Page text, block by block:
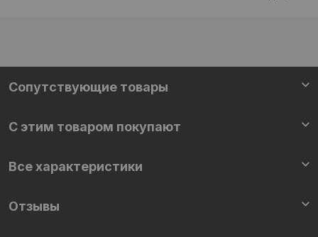
Сопутствующие товары
С этим товаром покупают
Все характеристики
Отзывы